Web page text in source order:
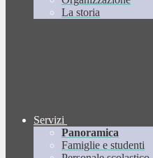
La storia
Servizi
Panoramica
Famiglie e studenti